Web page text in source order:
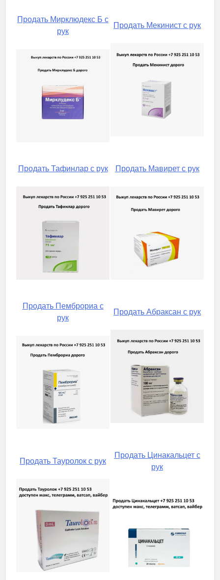
Продать Мирклюдекс Б с
рук
Продать Мекинист с рук
Продать Тафинлар с рук Продать Мавирет с рук
Продать Пемброриа с
рук
Продать Абраксан с рук
Продать Тауролок с рук
Продать Цинакальцет с
рук